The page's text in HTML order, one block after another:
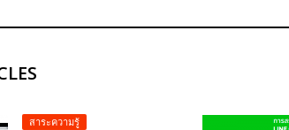
สาระความรู้